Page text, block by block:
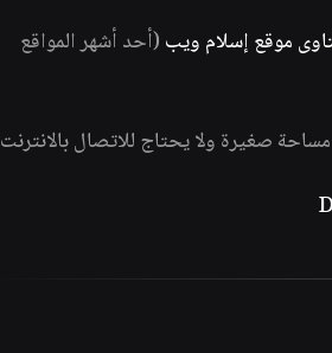
موقع إسلام ويب (أحد أشهر المواقع
صغيرة ولا يحتاج للاتصال بالانترنت